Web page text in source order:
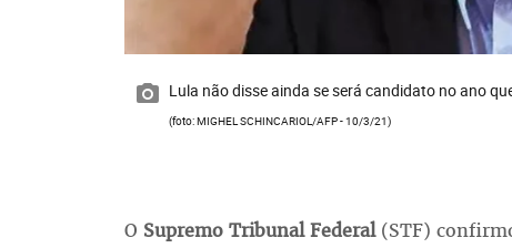
Lula não disse ainda se será candidato no ano
(foto: MIGHEL SCHINCARIOL/AFP - 10/3/21)
O Supremo Tribunal Federal (STF)